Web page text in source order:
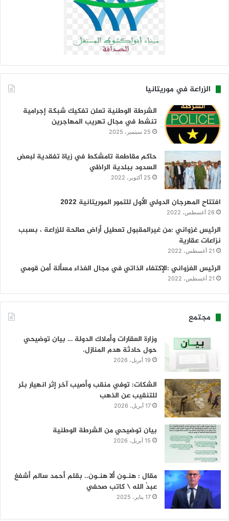
الزراعة في موريتانيا
الشرطة الوطنية تعلن تفكيك شبكة إجرامية
تنشط في مجال تهريب المهاجرين
25 سبتمبر، 2025
حاكم مقاطعة تامشكط في زياة تفقدية لبعض
السدود ببلدية الراظي
25 أكتوبر، 2022
افتتاح المهرجان الدولي الأول للتمور الموريتانية 2022
26 أغسطس، 2022
الرئيس غزواني :من غيرالمقبول تعطيل أراض صالحة للزراعة ، بسبب
نزاعات عقارية
21 أغسطس، 2022
الرئيس الغزواني :الإكتفاء الذاتي في مجال الغذاء مسألة أمن قومي
21 أغسطس، 2022
مجتمع
وزارة العقارات وأملاك الدولة … بيان توضيحي
حول حادثة هدم المنازل.
19 أبريل، 2026
الشكات: توفي منقب وأصيب آخر إثر انهيار بئر
للتنقيب عن الذهب
17 أبريل، 2026
بيان توضيحي من الشرطة الوطنية
15 أبريل، 2026
مقال : هنـون ألا هنـون.. بقلم أحمد سالم أشفغ
عبدُ الله \ كاتب صحفي
17 يناير، 2025